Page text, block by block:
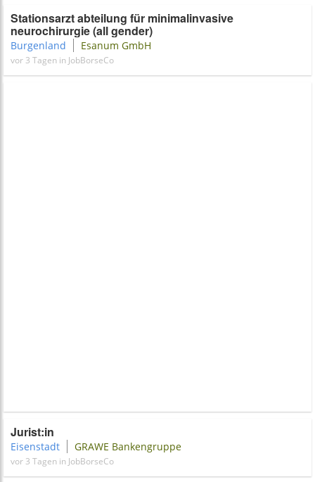
Stationsarzt abteilung für minimalinvasive
neurochirurgie (all gender)
Burgenland Esanum GmbH
vor 3 Tagen in JobBorseCo
Jurist:in
Eisenstadt GRAWE Bankengruppe
vor 3 Tagen in JobBorseCo